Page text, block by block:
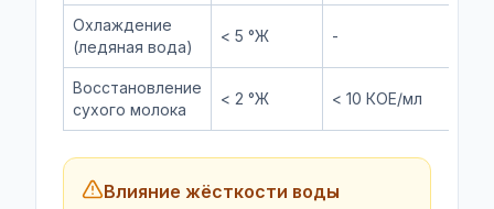
Охлаждение
(ледяная вода)
< 5 °Ж -
Восстановление
сухого молока
< 2 °Ж < 10 КОЕ/мл
Влияние жёсткости воды